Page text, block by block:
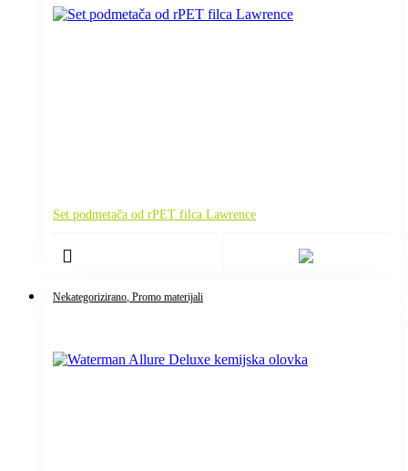
Set podmetača od rPET filca Lawrence
Nekategorizirano , Promo materijali